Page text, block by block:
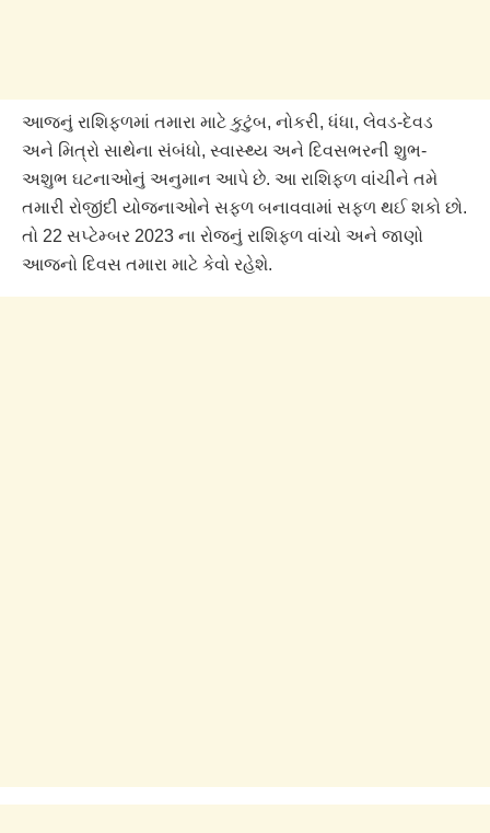
આજનું રાશિફળમાં તમારા માટે કુટુંબ, નોકરી, ધંધા, લેવડ-દેવડ
અને મિત્રો સાથેના સંબંધો, સ્વાસ્થ્ય અને દિવસભરની શુભ-
અશુભ ઘટનાઓનું અનુમાન આપે છે. આ રાશિફળ વાંચીને તમે
તમારી રોજીંદી યોજનાઓને સફળ બનાવવામાં સફળ થઈ શકો છો.
તો 22 સપ્ટેમ્બર 2023 ના રોજનું રાશિફળ વાંચો અને જાણો
આજનો દિવસ તમારા માટે કેવો રહેશે.